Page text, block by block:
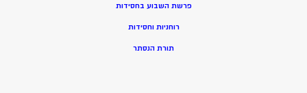
פרשת השבוע בחסידות
רוחניות וחסידות
תורת הנסתר